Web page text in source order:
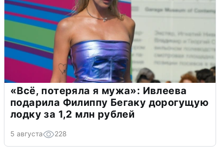
«Всё, потеряла я мужа»: Ивлеева
подарила Филиппу Бегаку дорогущую
лодку за 1,2 млн рублей
5 августа 228